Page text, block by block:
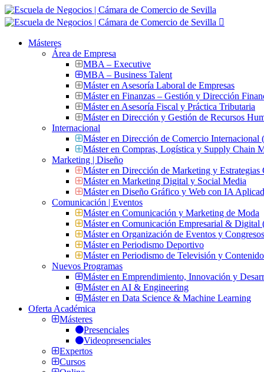
Másteres
Área de Empresa
MBA – Executive
MBA – Business Talent
Máster en Asesoría Laboral de Empresas
Máster en Finanzas – Gestión y Dirección
Máster en Asesoría Fiscal y Práctica Tributaria
Máster en Dirección y Gestión de Recursos
Internacional
Máster en Dirección de Comercio
Máster en Compras, Logística y Supply Chain
Marketing | Diseño
Máster en Dirección de Marketing y Estrategias
Máster en Marketing Digital y Social Media
Máster en Diseño Gráfico y Web con IA
Comunicación | Eventos
Máster en Comunicación y Marketing de Moda
Máster en Comunicación Empresarial &
Máster en Organización de Eventos y
Máster en Periodismo Deportivo
Máster en Periodismo de Televisión y
Nuevos Programas
Máster en Emprendimiento, Innovación y
Máster en AI & Engineering
Máster en Data Science & Machine Learning
Oferta Académica
Másteres
Presenciales
Videopresenciales
Expertos
Cursos